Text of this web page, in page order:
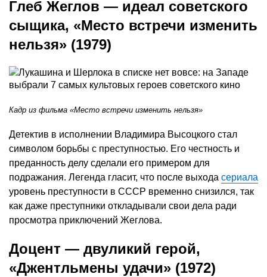
Глеб Жеглов — идеал советского
сыщика, «Место встречи изменить
нельзя» (1979)
Кадр из фильма «Место встречи изменить нельзя»
Детектив в исполнении Владимира Высоцкого стал
символом борьбы с преступностью. Его честность и
преданность делу сделали его примером для
подражания. Легенда гласит, что после выхода сериала
уровень преступности в СССР временно снизился, так
как даже преступники откладывали свои дела ради
просмотра приключений Жеглова.
Доцент — двуликий герой,
«Джентльмены удачи» (1972)